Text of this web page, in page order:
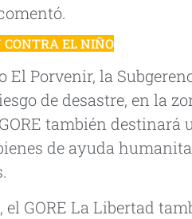
CONTRA EL NIÑO
El Porvenir, la
de desastre, en la
también destinará
de ayuda
el GORE La Libertad